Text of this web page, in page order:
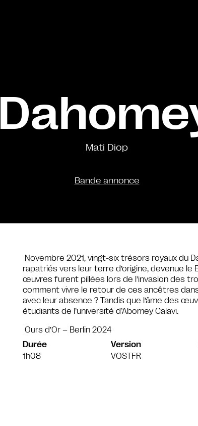
Mati Diop
Bande annonce
Novembre 2021, vingt-six trésors royaux du
rapatriés vers leur terre d’origine, devenue le
œuvres furent pillées lors de l’invasion des
comment vivre le retour de ces ancêtres
avec leur absence ? Tandis que l’âme des
étudiants de l’université d’Abomey Calavi.
Ours d’Or – Berlin 2024
Durée
1h08
Version
VOSTFR